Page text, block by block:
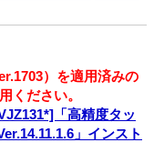
）を適用済みの
ください。
「高精度タッ
」インスト